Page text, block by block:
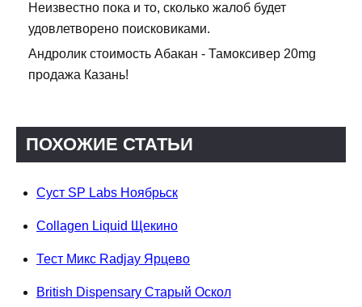
Неизвестно пока и то, сколько жалоб будет
удовлетворено поисковиками.
Андролик стоимость Абакан - Тамоксивер 20mg
продажа Казань!
ПОХОЖИЕ СТАТЬИ
Суст SP Labs Ноябрьск
Collagen Liquid Щекино
Тест Микс Radjay Ярцево
British Dispensary Старый Оскол